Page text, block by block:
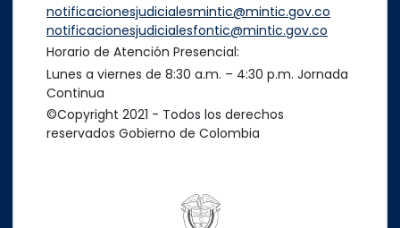
notificacionesjudicialesmintic@mintic.gov.co
notificacionesjudicialesfontic@mintic.gov.co
Horario de Atención Presencial:
Lunes a viernes de 8:30 a.m. – 4:30 p.m. Jornada
Continua
©Copyright 2021 - Todos los derechos
reservados Gobierno de Colombia